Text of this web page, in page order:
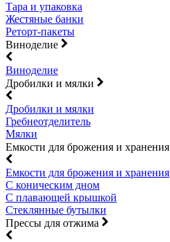
Тара и упаковка
Жестяные банки
Реторт-пакеты
Виноделие
Виноделие
Дробилки и мялки
Дробилки и мялки
Гребнеотделитель
Мялки
Емкости для брожения и хранения
Емкости для брожения и хранения
С коническим дном
С плавающей крышкой
Стеклянные бутылки
Прессы для отжима